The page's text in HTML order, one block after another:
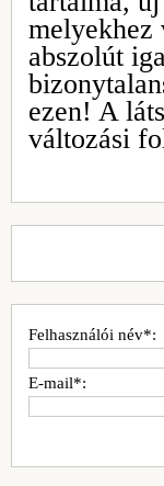
melyekhez
abszolút
ezen! A
változási
Felhasználói név*:
E-mail*: